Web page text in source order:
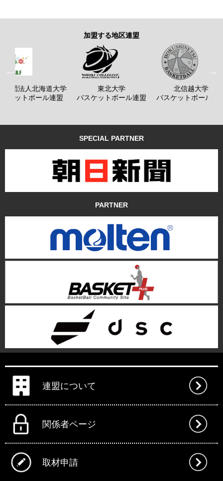
加盟する地区連盟
社団法人北海道大学
ケットボール連盟
東北大学
バスケットボール連盟
北信越大学
バスケットボール連
SPECIAL PARTNER
PARTNER
連盟について
関係者ページ
取材申請